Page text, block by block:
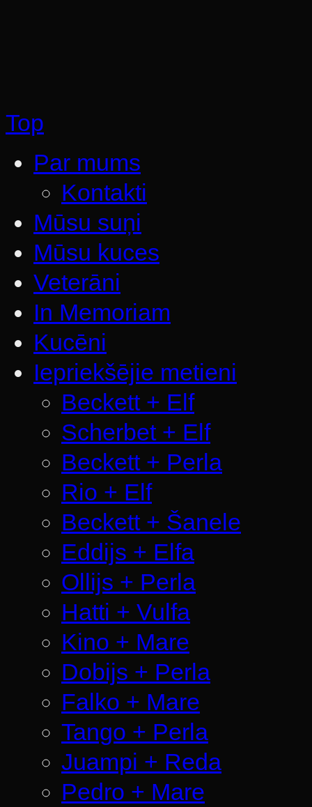
Top
Par mums
Kontakti
Mūsu suņi
Mūsu kuces
Veterāni
In Memoriam
Kucēni
Iepriekšējie metieni
Beckett + Elf
Scherbet + Elf
Beckett + Perla
Rio + Elf
Beckett + Šanele
Eddijs + Elfa
Ollijs + Perla
Hatti + Vulfa
Kino + Mare
Dobijs + Perla
Falko + Mare
Tango + Perla
Juampi + Reda
Pedro + Mare